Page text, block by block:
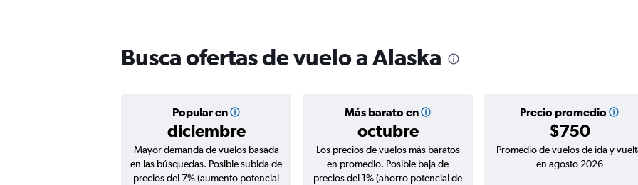
Busca ofertas de vuelo a Alaska
Popular en
diciembre
Más barato en
octubre
Precio promedio
$750
Mayor demanda de vuelos basada
en las búsquedas. Posible subida de
precios del 7% (aumento potencial
Los precios de vuelos más baratos
en promedio. Posible baja de
precios del 1% (ahorro potencial de
Promedio de vuelos de ida y
en agosto 2026